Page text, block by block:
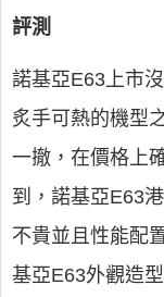
評測
諾基亞E63上市
炙手可熱的機型
一撤，在價格上
到，諾基亞E63
不貴並且性能配
基亞E63外觀造